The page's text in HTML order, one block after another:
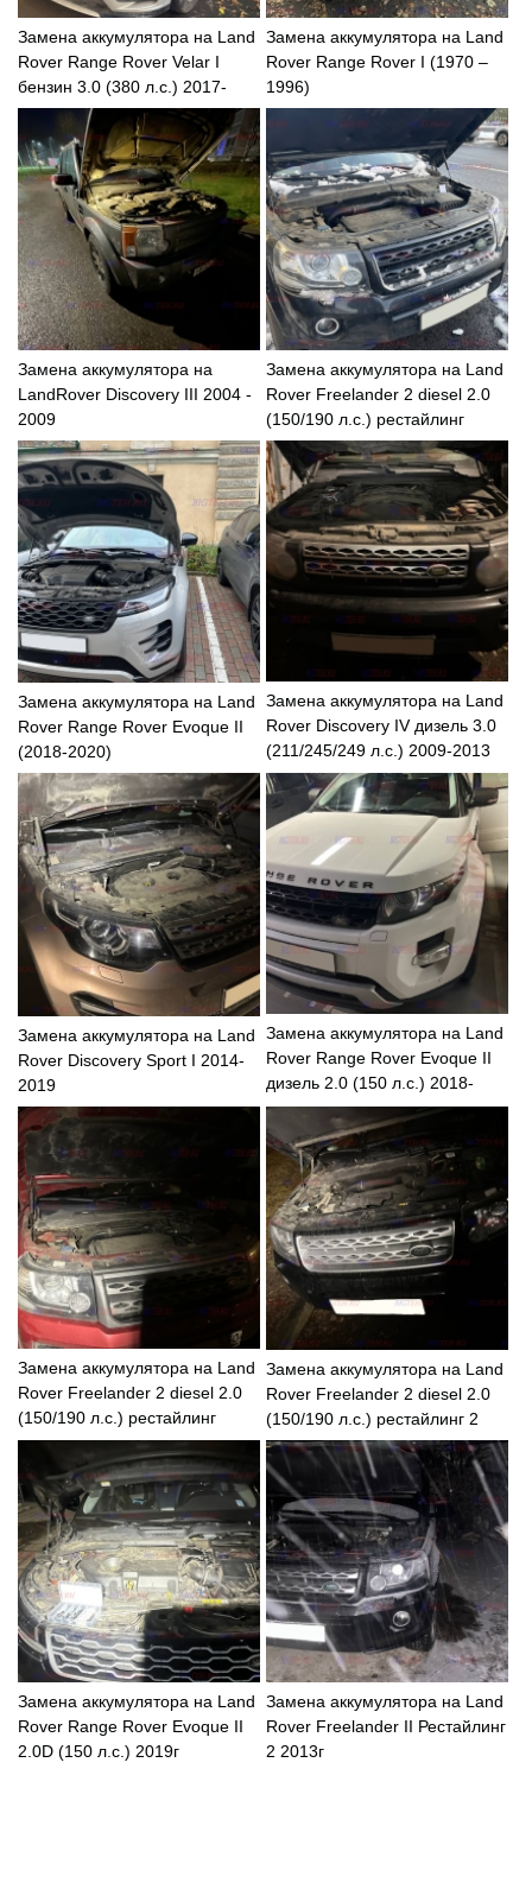
Замена аккумулятора на Land
Rover Range Rover Velar I
бензин 3.0 (380 л.с.) 2017-
2020
Замена аккумулятора на Land
Rover Range Rover I (1970 –
1996)
Замена аккумулятора на
LandRover Discovery III 2004 -
2009
Замена аккумулятора на Land
Rover Freelander 2 diesel 2.0
(150/190 л.с.) рестайлинг
2010-2012
Замена аккумулятора на Land
Rover Range Rover Evoque II
(2018-2020)
Замена аккумулятора на Land
Rover Discovery IV дизель 3.0
(211/245/249 л.с.) 2009-2013
Замена аккумулятора на Land
Rover Discovery Sport I 2014-
2019
Замена аккумулятора на Land
Rover Range Rover Evoque II
дизель 2.0 (150 л.с.) 2018-
2020
Замена аккумулятора на Land
Rover Freelander 2 diesel 2.0
(150/190 л.с.) рестайлинг
2011г
Замена аккумулятора на Land
Rover Freelander 2 diesel 2.0
(150/190 л.с.) рестайлинг 2
2012-2014
Замена аккумулятора на Land
Rover Range Rover Evoque II
2.0D (150 л.с.) 2019г
Замена аккумулятора на Land
Rover Freelander II Рестайлинг
2 2013г